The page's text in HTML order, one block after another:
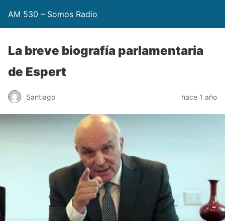
AM 530 – Somos Radio
La breve biografía parlamentaria
de Espert
Santiago hace 1 año